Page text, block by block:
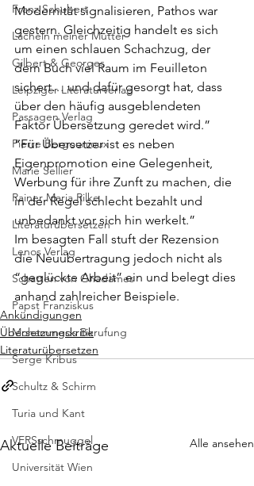
Franz Schubert
Lächeln meiner Mutter
Gilbert & Georges
Leipziger Literaturverlag
Passagen Verlag
Pierre Bergounioux
Marie Sellier
Rainer Maria Rilke
Literaturübersetzen
Lenos Verlag
Schatten von Ghadames
Papst Franziskus
Mohammeds Berufung
Serge Kribus
Schultz & Schirm
Turia und Kant
VERSschmuggel
Universität Wien
Modernität signalisieren, Pathos war
gestern. Gleichzeitig handelt es sich
um einen schlauen Schachzug, der
dem Buch viel Raum im Feuilleton
sichert… und dafür gesorgt hat, dass
über den häufig ausgeblendeten
Faktor Übersetzung geredet wird.”
“Für Übersetzer ist es neben
Eigenpromotion eine Gelegenheit,
Werbung für ihre Zunft zu machen, die
in der Regel schlecht bezahlt und
unbedankt vor sich hin werkelt.”
Im besagten Fall stuft der Rezension
die Neuübertragung jedoch nicht als
“geglückte Arbeit” ein und belegt dies
anhand zahlreicher Beispiele.
Ankündigungen
Übersetzungskritik
Literaturübersetzen
Aktuelle Beiträge Alle ansehen